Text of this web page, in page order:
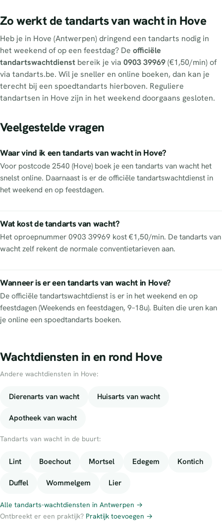
Zo werkt de tandarts van wacht in Hove
Heb je in Hove (Antwerpen) dringend een tandarts nodig in
het weekend of op een feestdag? De officiële
tandartswachtdienst bereik je via 0903 39969(€1,50/min) of
via tandarts.be. Wil je sneller en online boeken, dan kan je
terecht bij een spoedtandarts hierboven. Reguliere
tandartsen in Hove zijn in het weekend doorgaans gesloten.
Veelgestelde vragen
Waar vind ik een tandarts van wacht in Hove?
Voor postcode 2540 (Hove) boek je een tandarts van wacht het
snelst online. Daarnaast is er de officiële tandartswachtdienst in
het weekend en op feestdagen.
Wat kost de tandarts van wacht?
Het oproepnummer 0903 39969 kost €1,50/min. De tandarts van
wacht zelf rekent de normale conventietarieven aan.
Wanneer is er een tandarts van wacht in Hove?
De officiële tandartswachtdienst is er in het weekend en op
feestdagen (Weekends en feestdagen, 9–18u). Buiten die uren kan
je online een spoedtandarts boeken.
Wachtdiensten in en rond Hove
Andere wachtdiensten in Hove:
Dierenarts van wacht Huisarts van wacht
Apotheek van wacht
Tandarts van wacht in de buurt:
Lint Boechout Mortsel Edegem Kontich
Duffel Wommelgem Lier
Alle tandarts-wachtdiensten in Antwerpen →
Ontbreekt er een praktijk? Praktijk toevoegen →